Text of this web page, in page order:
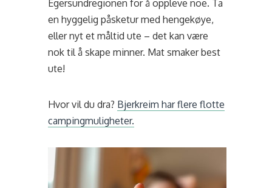
Egersundregionen for å oppleve noe. Ta
en hyggelig påsketur med hengekøye,
eller nyt et måltid ute – det kan være
nok til å skape minner. Mat smaker best
ute!
Hvor vil du dra? Bjerkreim har flere flotte
campingmuligheter.